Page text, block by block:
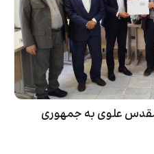
علوی به جمهوری